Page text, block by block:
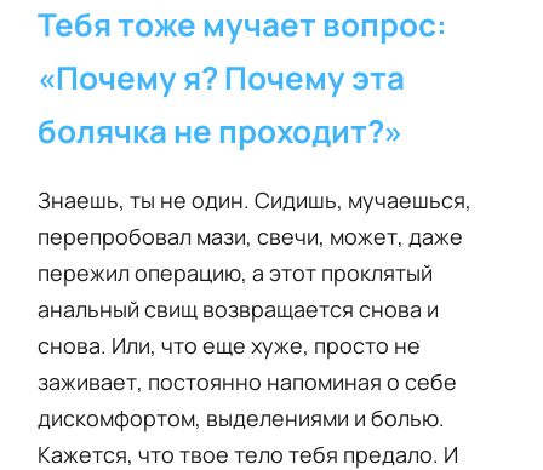
Тебя тоже мучает вопрос:
«Почему я? Почему эта
болячка не проходит?»
Знаешь, ты не один. Сидишь, мучаешься,
перепробовал мази, свечи, может, даже
пережил операцию, а этот проклятый
анальный свищ возвращается снова и
снова. Или, что еще хуже, просто не
заживает, постоянно напоминая о себе
дискомфортом, выделениями и болью.
Кажется, что твое тело тебя предало. И